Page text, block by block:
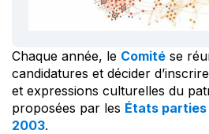
Chaque année, le Comité se
candidatures et décider
et expressions culturelles du
proposées par les États parties
2003.